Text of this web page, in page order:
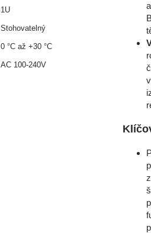
1U
Stohovatelný
0 °С až +30 °С
AC 100-240V